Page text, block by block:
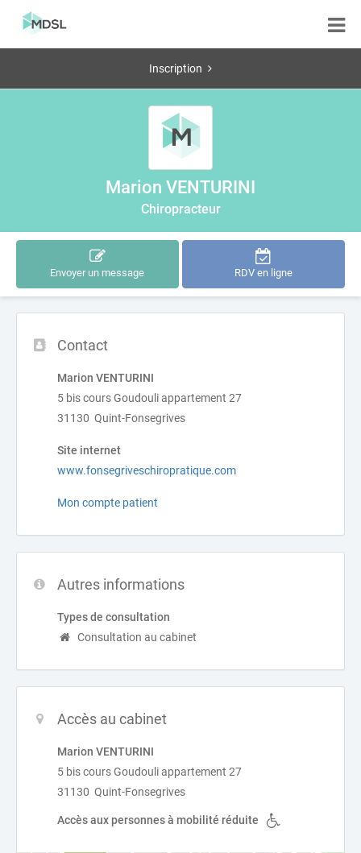
Inscription
Marion VENTURINI
Chiropracteur
Envoyer un message RDV en ligne
Contact
Marion VENTURINI
5 bis cours Goudouli appartement 27
31130 Quint-Fonsegrives
Site internet
www.fonsegriveschiropratique.com
Mon compte patient
Autres informations
Types de consultation
Consultation au cabinet
Accès au cabinet
Marion VENTURINI
5 bis cours Goudouli appartement 27
31130 Quint-Fonsegrives
Accès aux personnes à mobilité réduite